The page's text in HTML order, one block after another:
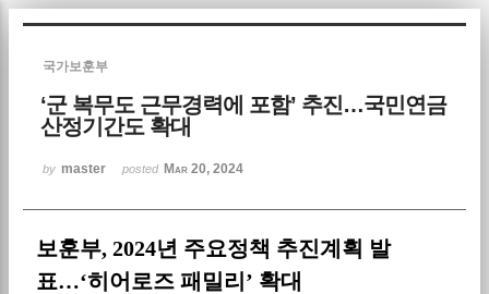
국가보훈부
‘군 복무도 근무경력에 포함’ 추진…국민연금
산정기간도 확대
by master posted Mar 20, 2024
보훈부, 2024년 주요정책 추진계획 발
표…‘히어로즈 패밀리 ’ 확대
Sketchbook5, 스케치북5
Sketchbook5, 스케치북5